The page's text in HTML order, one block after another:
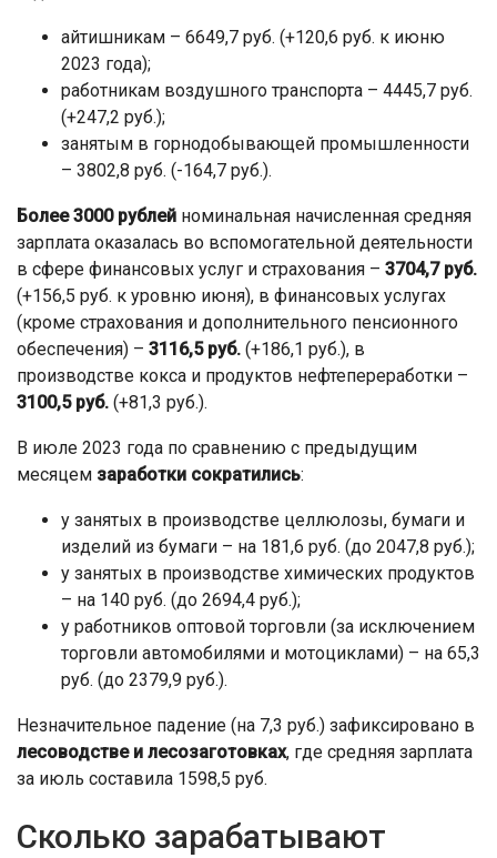
айтишникам – 6649,7 руб. (+120,6 руб. к июню
2023 года);
работникам воздушного транспорта – 4445,7 руб.
(+247,2 руб.);
занятым в горнодобывающей промышленности
– 3802,8 руб. (-164,7 руб.).
Более 3000 рублей номинальная начисленная средняя
зарплата оказалась во вспомогательной деятельности
в сфере финансовых услуг и страхования – 3704,7 руб.
(+156,5 руб. к уровню июня), в финансовых услугах
(кроме страхования и дополнительного пенсионного
обеспечения) – 3116,5 руб. (+186,1 руб.), в
производстве кокса и продуктов нефтепереработки –
3100,5 руб. (+81,3 руб.).
В июле 2023 года по сравнению с предыдущим
месяцем заработки сократились:
у занятых в производстве целлюлозы, бумаги и
изделий из бумаги – на 181,6 руб. (до 2047,8 руб.);
у занятых в производстве химических продуктов
– на 140 руб. (до 2694,4 руб.);
у работников оптовой торговли (за исключением
торговли автомобилями и мотоциклами) – на 65,3
руб. (до 2379,9 руб.).
Незначительное падение (на 7,3 руб.) зафиксировано в
лесоводстве и лесозаготовках, где средняя зарплата
за июль составила 1598,5 руб.
Сколько зарабатывают